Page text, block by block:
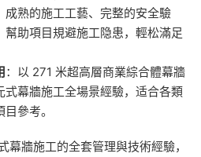
成熟的施工工藝、完整的安全驗
幫助項目規避施工隐患，輕松滿足
：以 271 米超高層商業綜合體幕牆
式幕牆施工全場景經驗，适合各類
參考。
幕牆施工的全套管理與技術經驗，